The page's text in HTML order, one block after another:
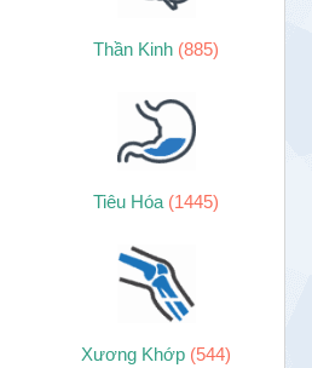
Thần Kinh (885)
Tiêu Hóa (1445)
Xương Khớp (544)